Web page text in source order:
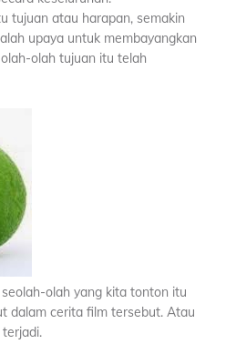
tujuan atau harapan, semakin
upaya untuk membayangkan
olah tujuan itu telah
olah yang kita tonton itu
dalam cerita film tersebut. Atau